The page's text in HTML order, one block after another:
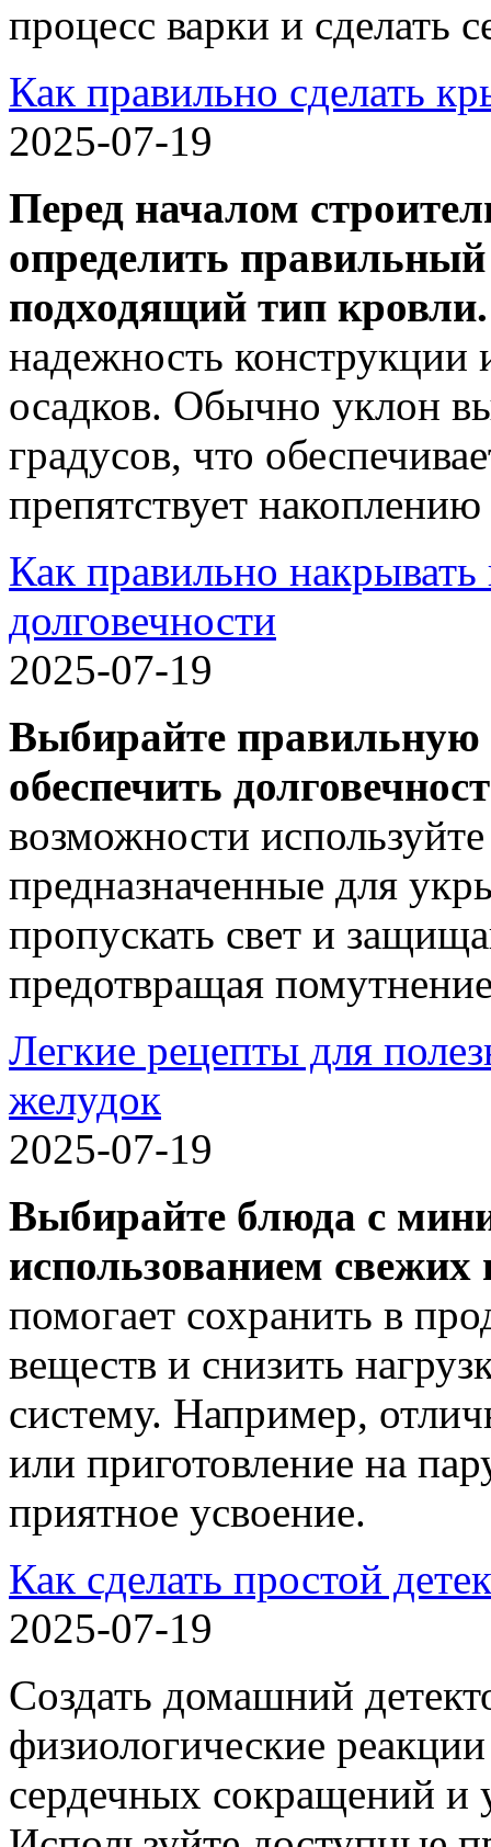
процесс варки и сделать
Как правильно сделать
2025-07-19
Перед началом
определить
подходящий тип кровли.
надежность
осадков. Обычно уклон
градусов, что
препятствует накоплению
Как правильно
долговечности
2025-07-19
Выбирайте
обеспечить
возможности
предназначенные для
пропускать свет и
предотвращая
Легкие рецепты для
желудок
2025-07-19
Выбирайте блюда с
использованием свежих
помогает сохранить в
веществ и снизить
систему. Например,
или приготовление на
приятное усвоение.
Как сделать простой
2025-07-19
Создать домашний
физиологические
сердечных сокращений и